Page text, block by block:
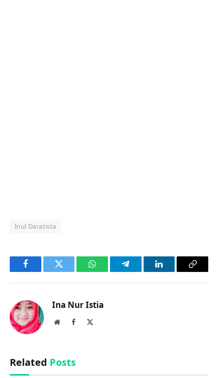
Inul Daratista
FacebookTwitter WhatsAppTelegramLinkedInCopy
Ina Nur Istia
WebsiteFacebook
Related Posts